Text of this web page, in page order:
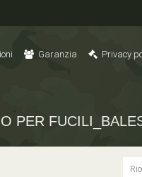
Garanzia Privacy
PER